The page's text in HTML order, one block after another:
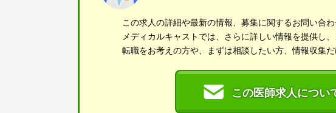
この求人の詳細や最新の情報、募集に関するお問い合
メディカルキャストでは、さらに詳しい情報を提供し
転職をお考えの方や、まずは相談したい方、情報収集
この医師求人につい